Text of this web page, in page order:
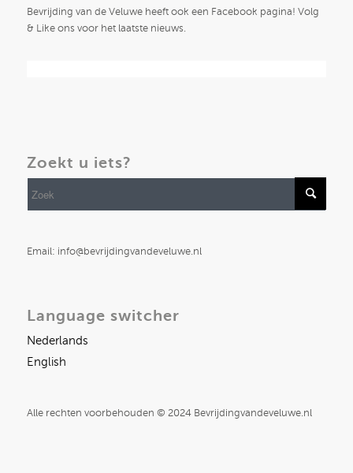
Bevrijding van de Veluwe heeft ook een Facebook pagina! Volg
& Like ons voor het laatste nieuws.
Zoekt u iets?
Email: info@bevrijdingvandeveluwe.nl
Language switcher
Nederlands
English
Alle rechten voorbehouden © 2024 Bevrijdingvandeveluwe.nl